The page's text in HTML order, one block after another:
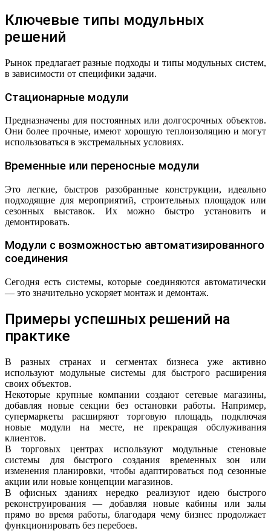
Ключевые типы модульных
решений
Рынок предлагает разные подходы и типы модульных систем,
в зависимости от специфики задачи.
Стационарные модули
Предназначены для постоянных или долгосрочных объектов.
Они более прочные, имеют хорошую теплоизоляцию и могут
использоваться в экстремальных условиях.
Временные или переносные модули
Это легкие, быстров разобранные конструкции, идеально
подходящие для мероприятий, строительных площадок или
сезонных выставок. Их можно быстро установить и
демонтировать.
Модули с возможностью автоматизированного
соединения
Сегодня есть системы, которые соединяются автоматически
— это значительно ускоряет монтаж и демонтаж.
Примеры успешных решений на
практике
В разных странах и сегментах бизнеса уже активно
используют модульные системы для быстрого расширения
своих объектов.
Некоторые крупные компании создают сетевые магазины,
добавляя новые секции без остановки работы. Например,
супермаркеты расширяют торговую площадь, подключая
новые модули на месте, не прекращая обслуживания
клиентов.
В торговых центрах используют модульные стеновые
системы для быстрого создания временных зон или
изменения планировки, чтобы адаптироваться под сезонные
акции или новые концепции магазинов.
В офисных зданиях нередко реализуют идею быстрого
реконструирования — добавляя новые кабины или залы
прямо во время работы, благодаря чему бизнес продолжает
функционировать без перебоев.